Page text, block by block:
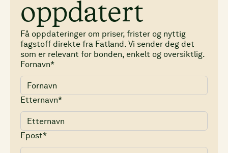
oppdatert
Få oppdateringer om priser, frister og nyttig
fagstoff direkte fra Fatland. Vi sender deg det
som er relevant for bonden, enkelt og oversiktlig.
Fornavn*
Etternavn*
Epost*